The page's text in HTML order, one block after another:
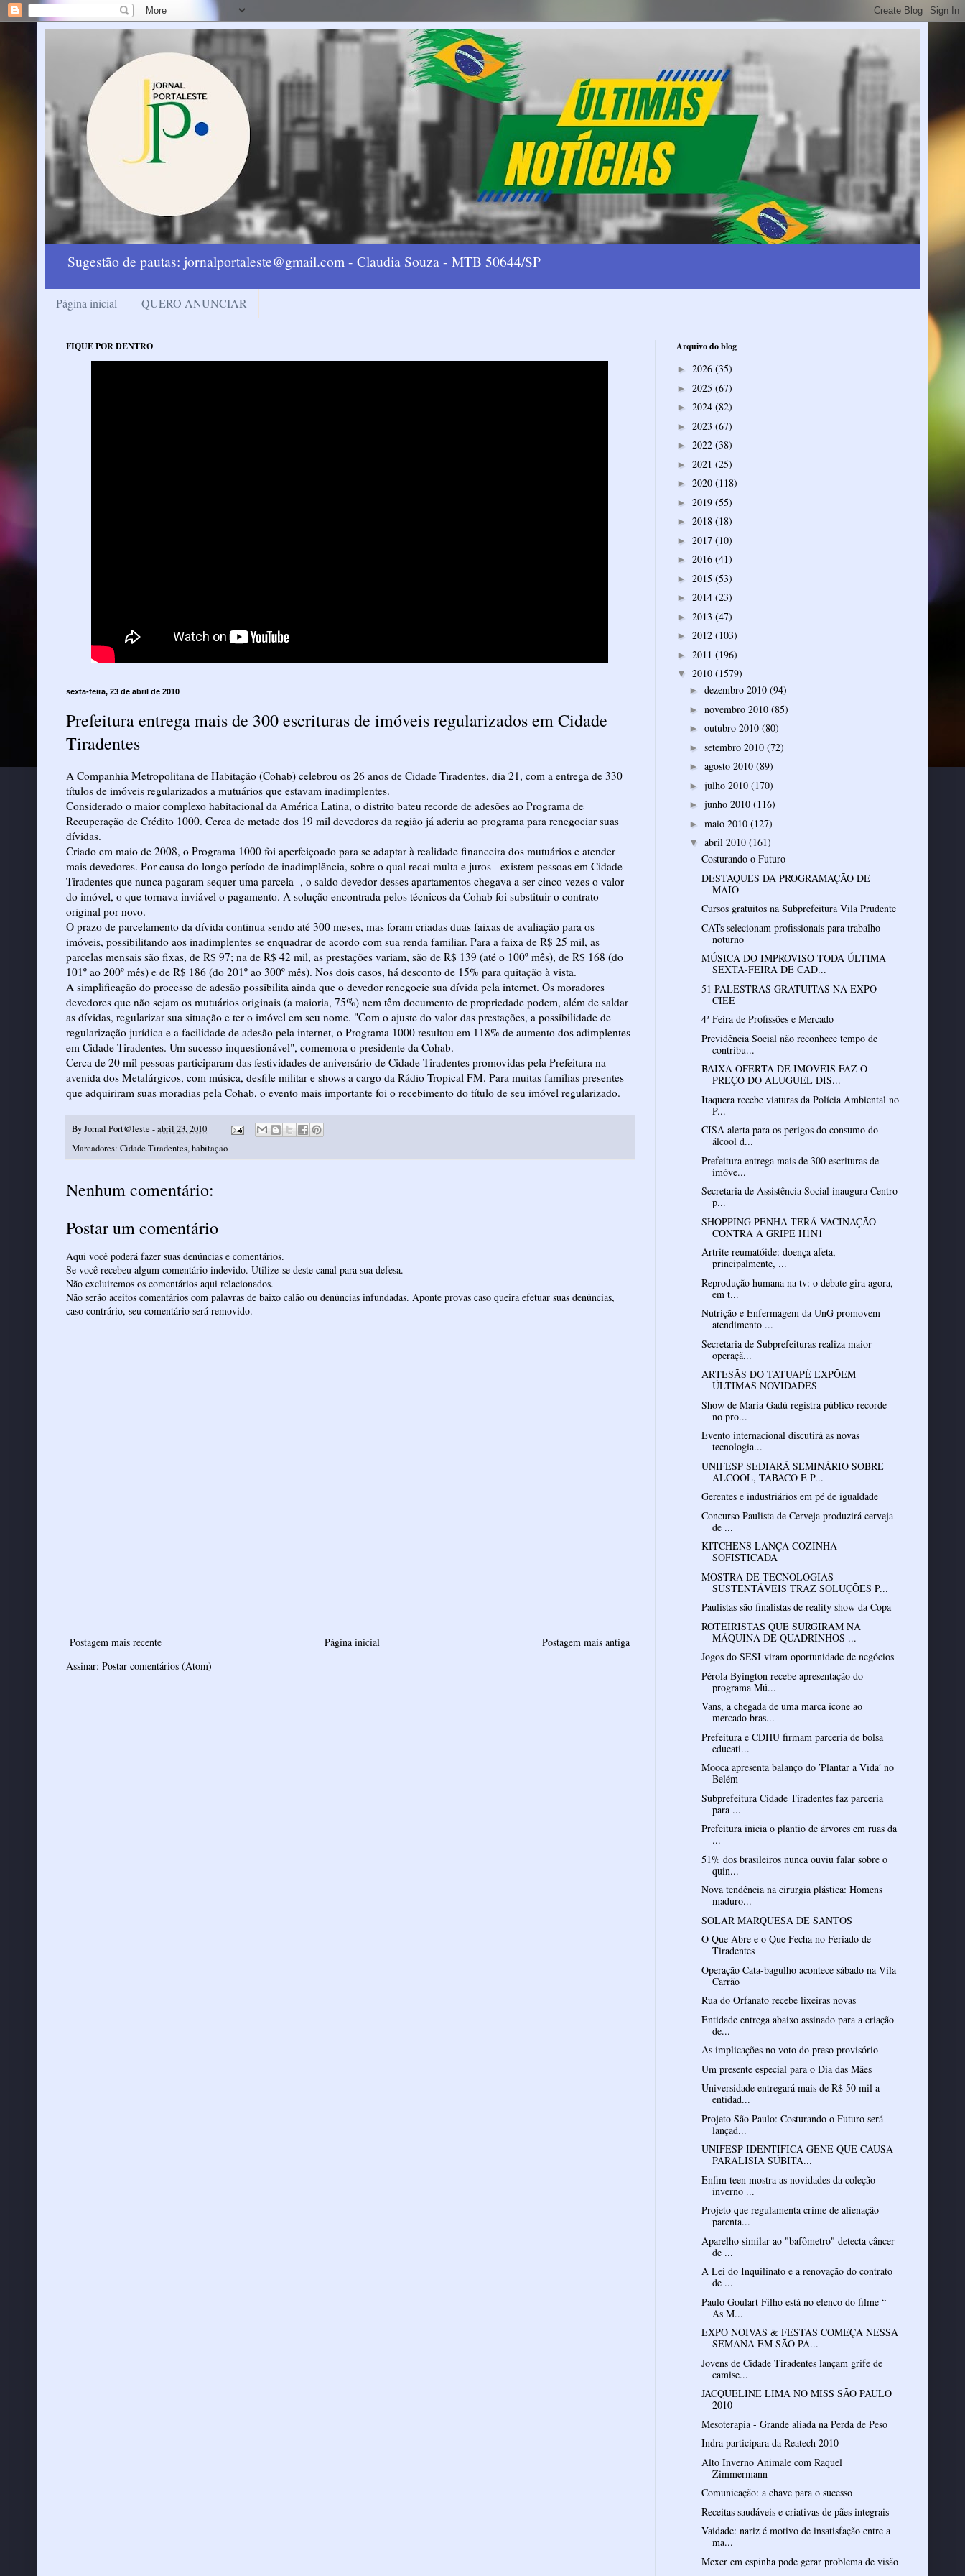
Sugestão de pautas: jornalportaleste@gmail.com - Claudia Souza - MTB 50644/SP
Página inicial QUERO ANUNCIAR
FIQUE POR DENTRO
sexta-feira, 23 de abril de 2010
Prefeitura entrega mais de 300 escrituras de imóveis regularizados em Cidade
Tiradentes
A Companhia Metropolitana de Habitação (Cohab) celebrou os 26 anos de Cidade Tiradentes, dia 21, com a entrega de 330
títulos de imóveis regularizados a mutuários que estavam inadimplentes.
Considerado o maior complexo habitacional da América Latina, o distrito bateu recorde de adesões ao Programa de
Recuperação de Crédito 1000. Cerca de metade dos 19 mil devedores da região já aderiu ao programa para renegociar suas
dívidas.
Criado em maio de 2008, o Programa 1000 foi aperfeiçoado para se adaptar à realidade financeira dos mutuários e atender
mais devedores. Por causa do longo período de inadimplência, sobre o qual recai multa e juros - existem pessoas em Cidade
Tiradentes que nunca pagaram sequer uma parcela -, o saldo devedor desses apartamentos chegava a ser cinco vezes o valor
do imóvel, o que tornava inviável o pagamento. A solução encontrada pelos técnicos da Cohab foi substituir o contrato
original por novo.
O prazo de parcelamento da dívida continua sendo até 300 meses, mas foram criadas duas faixas de avaliação para os
imóveis, possibilitando aos inadimplentes se enquadrar de acordo com sua renda familiar. Para a faixa de R$ 25 mil, as
parcelas mensais são fixas, de R$ 97; na de R$ 42 mil, as prestações variam, são de R$ 139 (até o 100º mês), de R$ 168 (do
101º ao 200º mês) e de R$ 186 (do 201º ao 300º mês). Nos dois casos, há desconto de 15% para quitação à vista.
A simplificação do processo de adesão possibilita ainda que o devedor renegocie sua dívida pela internet. Os moradores
devedores que não sejam os mutuários originais (a maioria, 75%) nem têm documento de propriedade podem, além de saldar
as dívidas, regularizar sua situação e ter o imóvel em seu nome. "Com o ajuste do valor das prestações, a possibilidade de
regularização jurídica e a facilidade de adesão pela internet, o Programa 1000 resultou em 118% de aumento dos adimplentes
em Cidade Tiradentes. Um sucesso inquestionável", comemora o presidente da Cohab.
Cerca de 20 mil pessoas participaram das festividades de aniversário de Cidade Tiradentes promovidas pela Prefeitura na
avenida dos Metalúrgicos, com música, desfile militar e shows a cargo da Rádio Tropical FM. Para muitas famílias presentes
que adquiriram suas moradias pela Cohab, o evento mais importante foi o recebimento do título de seu imóvel regularizado.
ByJornal Port@leste -abril 23, 2010
Marcadores: Cidade Tiradentes,habitação
Nenhum comentário:
Postar um comentário
Aqui você poderá fazer suas denúncias e comentários.
Se você recebeu algum comentário indevido. Utilize-se deste canal para sua defesa.
Não excluiremos os comentários aqui relacionados.
Não serão aceitos comentários com palavras de baixo calão ou denúncias infundadas. Aponte provas caso queira efetuar suas denúncias,
caso contrário, seu comentário será removido.
Postagem mais recente Postagem mais antiga
Página inicial
Assinar: Postar comentários (Atom)
Arquivo do blog
► 2026 (35)
► 2025 (67)
► 2024 (82)
► 2023 (67)
► 2022 (38)
► 2021 (25)
► 2020 (118)
► 2019 (55)
► 2018 (18)
► 2017 (10)
► 2016 (41)
► 2015 (53)
► 2014 (23)
► 2013 (47)
► 2012 (103)
► 2011 (196)
▼ 2010 (1579)
► dezembro 2010 (94)
► novembro 2010 (85)
► outubro 2010 (80)
► setembro 2010 (72)
► agosto 2010 (89)
► julho 2010 (170)
► junho 2010 (116)
► maio 2010 (127)
▼ abril 2010 (161)
Costurando o Futuro
DESTAQUES DA PROGRAMAÇÃO DE
MAIO
Cursos gratuitos na Subprefeitura Vila Prudente
CATs selecionam profissionais para trabalho
noturno
MÚSICA DO IMPROVISO TODA ÚLTIMA
SEXTA-FEIRA DE CAD...
51 PALESTRAS GRATUITAS NA EXPO
CIEE
4ª Feira de Profissões e Mercado
Previdência Social não reconhece tempo de
contribu...
BAIXA OFERTA DE IMÓVEIS FAZ O
PREÇO DO ALUGUEL DIS...
Itaquera recebe viaturas da Polícia Ambiental no
P...
CISA alerta para os perigos do consumo do
álcool d...
Prefeitura entrega mais de 300 escrituras de
imóve...
Secretaria de Assistência Social inaugura Centro
p...
SHOPPING PENHA TERÁ VACINAÇÃO
CONTRA A GRIPE H1N1
Artrite reumatóide: doença afeta,
principalmente, ...
Reprodução humana na tv: o debate gira agora,
em t...
Nutrição e Enfermagem da UnG promovem
atendimento ...
Secretaria de Subprefeituras realiza maior
operaçã...
ARTESÃS DO TATUAPÉ EXPÕEM
ÚLTIMAS NOVIDADES
Show de Maria Gadú registra público recorde
no pro...
Evento internacional discutirá as novas
tecnologia...
UNIFESP SEDIARÁ SEMINÁRIO SOBRE
ÁLCOOL, TABACO E P...
Gerentes e industriários em pé de igualdade
Concurso Paulista de Cerveja produzirá cerveja
de ...
KITCHENS LANÇA COZINHA
SOFISTICADA
MOSTRA DE TECNOLOGIAS
SUSTENTÁVEIS TRAZ SOLUÇÕES P...
Paulistas são finalistas de reality show da Copa
ROTEIRISTAS QUE SURGIRAM NA
MÁQUINA DE QUADRINHOS ...
Jogos do SESI viram oportunidade de negócios
Pérola Byington recebe apresentação do
programa Mú...
Vans, a chegada de uma marca ícone ao
mercado bras...
Prefeitura e CDHU firmam parceria de bolsa
educati...
Mooca apresenta balanço do ′Plantar a Vida′ no
Belém
Subprefeitura Cidade Tiradentes faz parceria
para ...
Prefeitura inicia o plantio de árvores em ruas da
...
51% dos brasileiros nunca ouviu falar sobre o
quin...
Nova tendência na cirurgia plástica: Homens
maduro...
SOLAR MARQUESA DE SANTOS
O Que Abre e o Que Fecha no Feriado de
Tiradentes
Operação Cata-bagulho acontece sábado na Vila
Carrão
Rua do Orfanato recebe lixeiras novas
Entidade entrega abaixo assinado para a criação
de...
As implicações no voto do preso provisório
Um presente especial para o Dia das Mães
Universidade entregará mais de R$ 50 mil a
entidad...
Projeto São Paulo: Costurando o Futuro será
lançad...
UNIFESP IDENTIFICA GENE QUE CAUSA
PARALISIA SÚBITA...
Enfim teen mostra as novidades da coleção
inverno ...
Projeto que regulamenta crime de alienação
parenta...
Aparelho similar ao "bafômetro" detecta câncer
de ...
A Lei do Inquilinato e a renovação do contrato
de ...
Paulo Goulart Filho está no elenco do filme “
As M...
EXPO NOIVAS & FESTAS COMEÇA NESSA
SEMANA EM SÃO PA...
Jovens de Cidade Tiradentes lançam grife de
camise...
JACQUELINE LIMA NO MISS SÃO PAULO
2010
Mesoterapia - Grande aliada na Perda de Peso
Indra participara da Reatech 2010
Alto Inverno Animale com Raquel
Zimmermann
Comunicação: a chave para o sucesso
Receitas saudáveis e criativas de pães integrais
Vaidade: nariz é motivo de insatisfação entre a
ma...
Mexer em espinha pode gerar problema de visão